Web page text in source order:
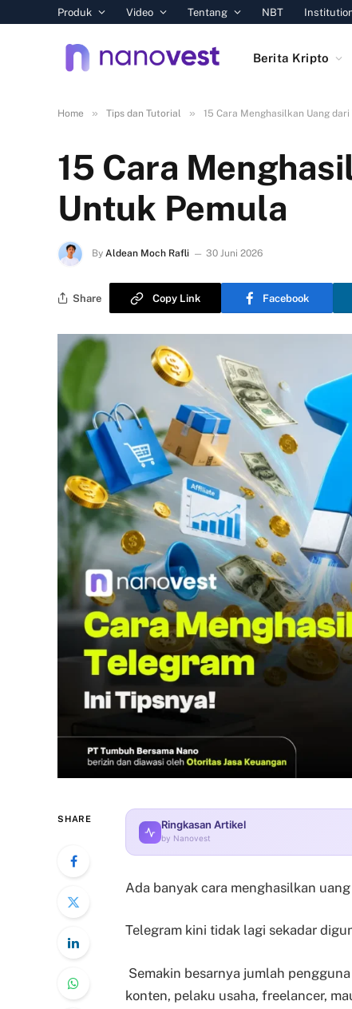
Produk Video Tentang NBT
Berita Kripto
Home » Tips dan Tutorial » 15 Cara Menghasilkan Uang
15 Cara
Untuk Pemula
By Aldean Moch Rafli 30 Juni 2026
Share Copy Link Facebook
SHARE Ringkasan Artikel
by Nanovest
Ada banyak cara menghasilkan
Telegram kini tidak lagi sekadar
Semakin besarnya jumlah
konten, pelaku usaha, freelancer,